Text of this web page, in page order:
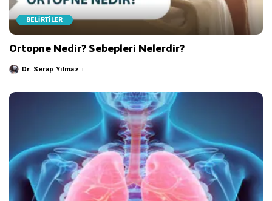
BELİRTİLER
Ortopne Nedir? Sebepleri Nelerdir?
PostedDr. Serap Yılmaz